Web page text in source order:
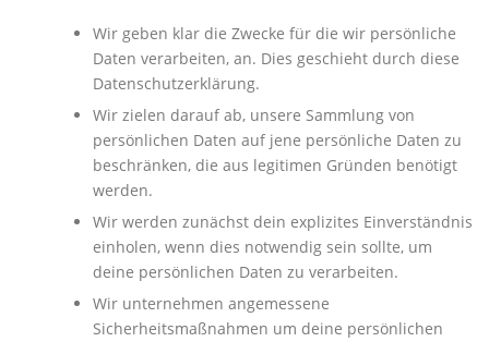
Wir geben klar die Zwecke für die wir persönliche
Daten verarbeiten, an. Dies geschieht durch diese
Datenschutzerklärung.
Wir zielen darauf ab, unsere Sammlung von
persönlichen Daten auf jene persönliche Daten zu
beschränken, die aus legitimen Gründen benötigt
werden.
Wir werden zunächst dein explizites Einverständnis
einholen, wenn dies notwendig sein sollte, um
deine persönlichen Daten zu verarbeiten.
Wir unternehmen angemessene
Sicherheitsmaßnahmen um deine persönlichen